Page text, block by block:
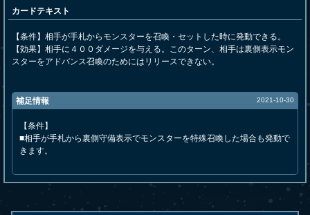
カードテキスト
【条件】相手が手札からモンスターを召喚・セットした時に発動できる。
【効果】相手に４００ダメージを与える。このターン、相手は裏側表示モン
スターをアドバンス召喚のためにはリリースできない。
補足情報 2021-10-30
【条件】
■相手が手札から裏側守備表示でモンスターを特殊召喚した場合も発動で
きます。